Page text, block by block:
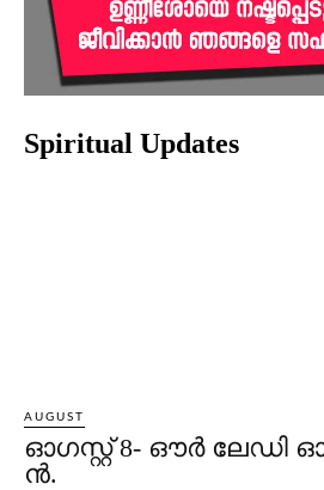
Spiritual Updates
AUGUST
ഓഗസ്റ്റ് 8- ഔര്‍
ന്‍.